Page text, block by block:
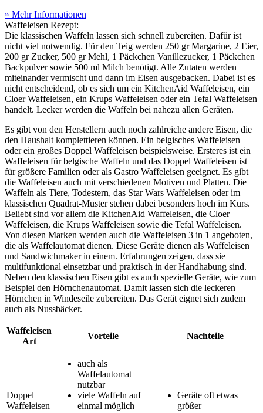
» Mehr Informationen
Waffeleisen Rezept:
Die klassischen Waffeln lassen sich schnell zubereiten. Dafür ist
nicht viel notwendig. Für den Teig werden 250 gr Margarine, 2 Eier,
200 gr Zucker, 500 gr Mehl, 1 Päckchen Vanillezucker, 1 Päckchen
Backpulver sowie 500 ml Milch benötigt. Alle Zutaten werden
miteinander vermischt und dann im Eisen ausgebacken. Dabei ist es
nicht entscheidend, ob es sich um ein KitchenAid Waffeleisen, ein
Cloer Waffeleisen, ein Krups Waffeleisen oder ein Tefal Waffeleisen
handelt. Lecker werden die Waffeln bei nahezu allen Geräten.
Es gibt von den Herstellern auch noch zahlreiche andere Eisen, die
den Haushalt komplettieren können. Ein belgisches Waffeleisen
oder ein großes Doppel Waffeleisen beispielsweise. Ersteres ist ein
Waffeleisen für belgische Waffeln und das Doppel Waffeleisen ist
für größere Familien oder als Gastro Waffeleisen geeignet. Es gibt
die Waffeleisen auch mit verschiedenen Motiven und Platten. Die
Waffeln als Tiere, Todestern, das Star Wars Waffeleisen oder im
klassischen Quadrat-Muster stehen dabei besonders hoch im Kurs.
Beliebt sind vor allem die KitchenAid Waffeleisen, die Cloer
Waffeleisen, die Krups Waffeleisen sowie die Tefal Waffeleisen.
Von diesen Marken werden auch die Waffeleisen 3 in 1 angeboten,
die als Waffelautomat dienen. Diese Geräte dienen als Waffeleisen
und Sandwichmaker in einem. Erfahrungen zeigen, dass sie
multifunktional einsetzbar und praktisch in der Handhabung sind.
Neben den klassischen Eisen gibt es auch spezielle Geräte, wie zum
Beispiel den Hörnchenautomat. Damit lassen sich die leckeren
Hörnchen in Windeseile zubereiten. Das Gerät eignet sich zudem
auch als Nussbäcker.
Waffeleisen
Art
Vorteile Nachteile
Doppel
Waffeleisen
auch als
Waffelautomat
nutzbar
viele Waffeln auf
einmal möglich
Geräte oft etwas
größer